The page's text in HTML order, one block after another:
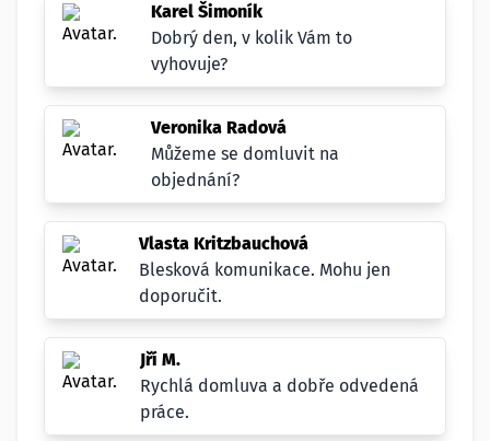
Karel Šimoník
Dobrý den, v kolik Vám to
vyhovuje?
Veronika Radová
Můžeme se domluvit na
objednání?
Vlasta Kritzbauchová
Blesková komunikace. Mohu jen
doporučit.
Jří M.
Rychlá domluva a dobře odvedená
práce.